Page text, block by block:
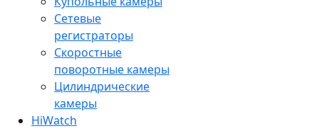
Сетевые
регистраторы
Скоростные
поворотные камеры
Цилиндрические
камеры
HiWatch